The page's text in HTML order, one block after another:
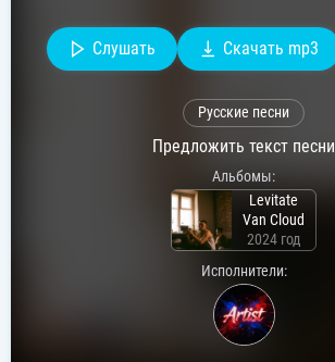
Слушать Скачать mp3
Русские песни
Предложить текст песни
Альбомы:
Levitate
Van Cloud
2024 год
Исполнители: